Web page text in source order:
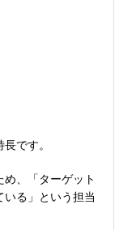
です。
、「ターゲット
る」という担当